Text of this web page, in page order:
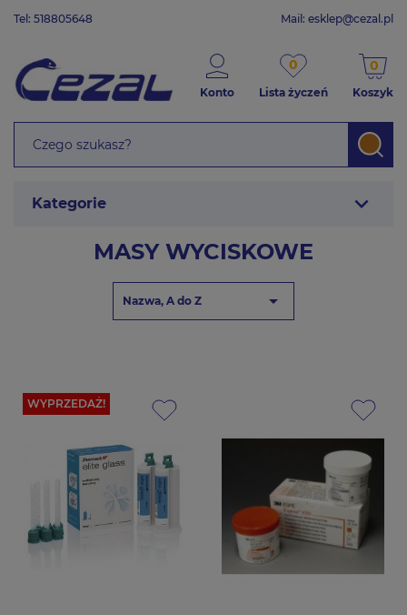
Tel: 518805648 Mail: esklep@cezal.pl
Konto
0
Lista życzeń
0
Koszyk
Kategorie expand_more
MASY WYCISKOWE
Nazwa, A do Z 
WYPRZEDAŻ!